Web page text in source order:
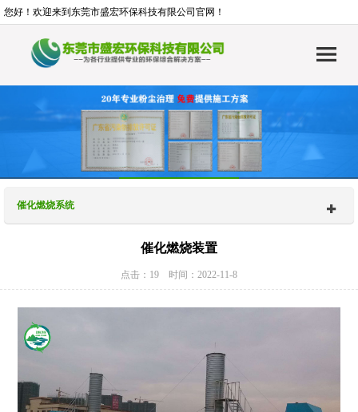
您好！欢迎来到东莞市盛宏环保科技有限公司官网！
催化燃烧系统
催化燃烧装置
点击：19 时间：2022-11-8